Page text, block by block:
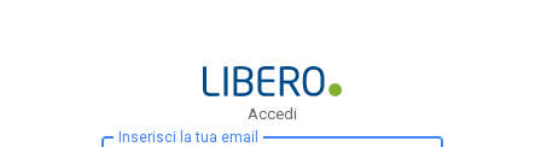
Accedi
Inserisci la tua email